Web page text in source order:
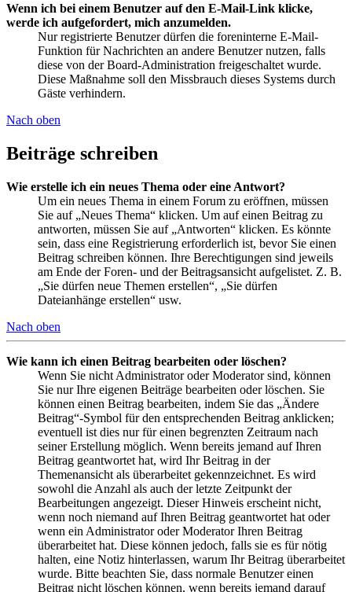
Wenn ich bei einem Benutzer auf den E-Mail-Link klicke,
werde ich aufgefordert, mich anzumelden.
Nur registrierte Benutzer dürfen die foreninterne E-Mail-
Funktion für Nachrichten an andere Benutzer nutzen, falls
diese von der Board-Administration freigeschaltet wurde.
Diese Maßnahme soll den Missbrauch dieses Systems durch
Gäste verhindern.
Nach oben
Beiträge schreiben
Wie erstelle ich ein neues Thema oder eine Antwort?
Um ein neues Thema in einem Forum zu eröffnen, müssen
Sie auf „Neues Thema“ klicken. Um auf einen Beitrag zu
antworten, müssen Sie auf „Antworten“ klicken. Es könnte
sein, dass eine Registrierung erforderlich ist, bevor Sie einen
Beitrag schreiben können. Ihre Berechtigungen sind jeweils
am Ende der Foren- und der Beitragsansicht aufgelistet. Z. B.
„Sie dürfen neue Themen erstellen“, „Sie dürfen
Dateianhänge erstellen“ usw.
Nach oben
Wie kann ich einen Beitrag bearbeiten oder löschen?
Wenn Sie nicht Administrator oder Moderator sind, können
Sie nur Ihre eigenen Beiträge bearbeiten oder löschen. Sie
können einen Beitrag bearbeiten, indem Sie das „Ändere
Beitrag“-Symbol für den entsprechenden Beitrag anklicken;
eventuell ist dies nur für einen begrenzten Zeitraum nach
seiner Erstellung möglich. Wenn bereits jemand auf Ihren
Beitrag geantwortet hat, wird Ihr Beitrag in der
Themenansicht als überarbeitet gekennzeichnet. Es wird
sowohl die Anzahl als auch der letzte Zeitpunkt der
Bearbeitungen angezeigt. Dieser Hinweis erscheint nicht,
wenn noch niemand auf Ihren Beitrag geantwortet hat oder
wenn ein Administrator oder Moderator Ihren Beitrag
überarbeitet hat. Diese können jedoch, falls sie es für nötig
halten, eine Notiz hinterlassen, warum Ihr Beitrag überarbeitet
wurde. Bitte beachten Sie, dass normale Benutzer einen
Beitrag nicht löschen können, wenn bereits jemand darauf